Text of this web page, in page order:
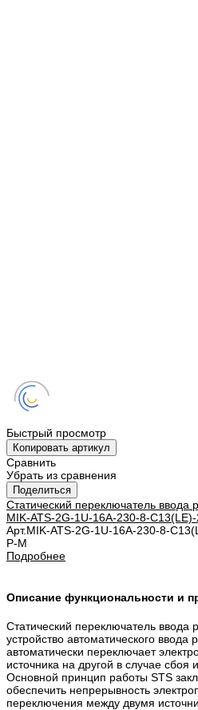
Быстрый просмотр
Копировать артикул
Сравнить
Убрать из сравнения
Поделиться
Статический переключатель ввода
MIK-ATS-2G-1U-16A-230-8-
Арт.MIK-ATS-2G-1U-16A-230-8-
P-M
Подробнее
Описание функциональности и
Статический переключатель ввода
устройство автоматического ввода
автоматически переключает
источника на другой в случае сбоя
Основной принцип работы STS
обеспечить непрерывность
переключения между двумя